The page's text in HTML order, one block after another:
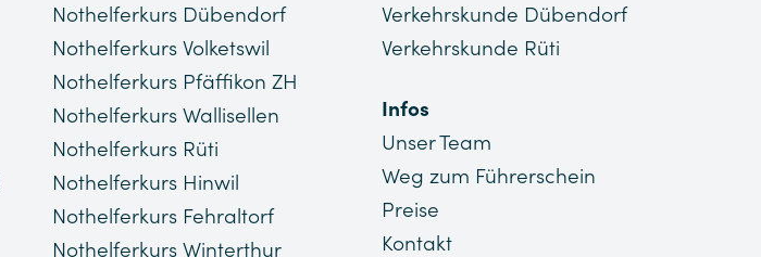
Nothelferkurs Dübendorf
Nothelferkurs Volketswil
Nothelferkurs Pfäffikon ZH
Nothelferkurs Wallisellen
Nothelferkurs Rüti
Nothelferkurs Hinwil
Nothelferkurs Fehraltorf
Nothelferkurs Winterthur
Verkehrskunde Dübendorf
Verkehrskunde Rüti
Infos
Unser Team
Weg zum Führerschein
Preise
Kontakt